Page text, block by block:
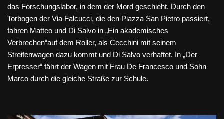
das Forschungslabor, in dem der Mord geschieht. Durch den
Torbogen der Via Falcucci, die den Piazza San Pietro passiert,
fahren Matteo und Di Salvo in „Ein akademisches
Verbrechen“auf dem Roller, als Cecchini mit seinem
Streifenwagen dazu kommt und Di Salvo verhaftet. In „Der
Erpresser“ fährt der Wagen mit Frau De Francesco und Sohn
Marco durch die gleiche Straße zur Schule.